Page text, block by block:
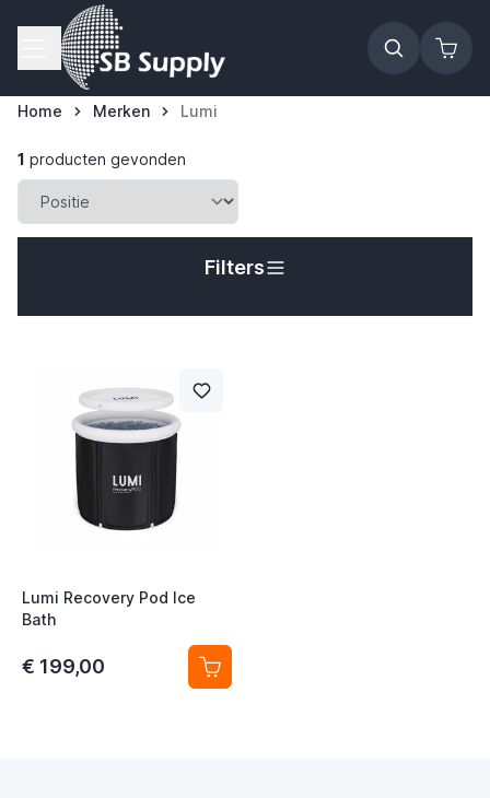
Ga naar de inhoud
Home Merken Lumi
1 producten gevonden
Filters
Lumi Recovery Pod Ice
Bath
€ 199,00